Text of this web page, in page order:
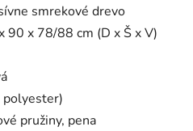
smrekové drevo
90 x 78/88 cm (D x Š x V)
pružiny, pena